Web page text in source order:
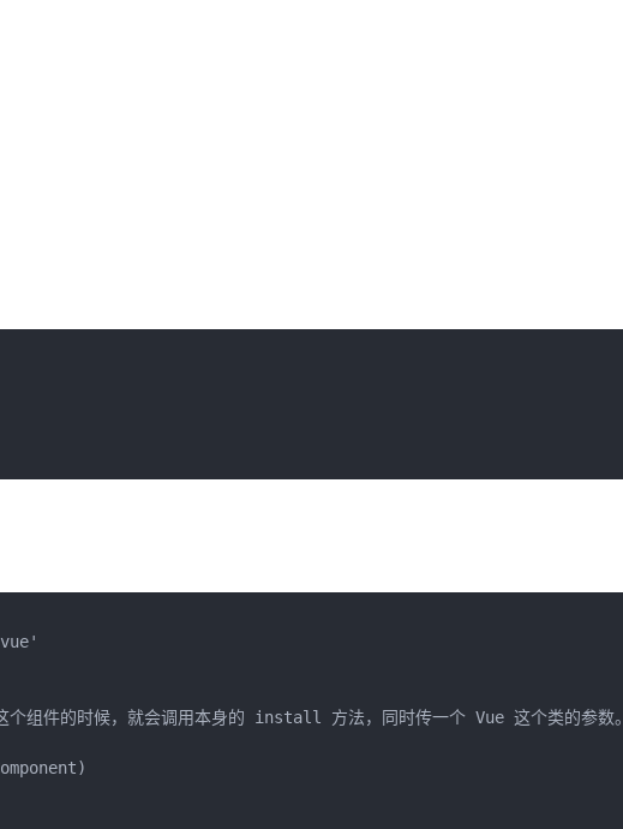
组件的时候，就会调用本身的 install 方法，同时传一个 Vue 这个类的参数。